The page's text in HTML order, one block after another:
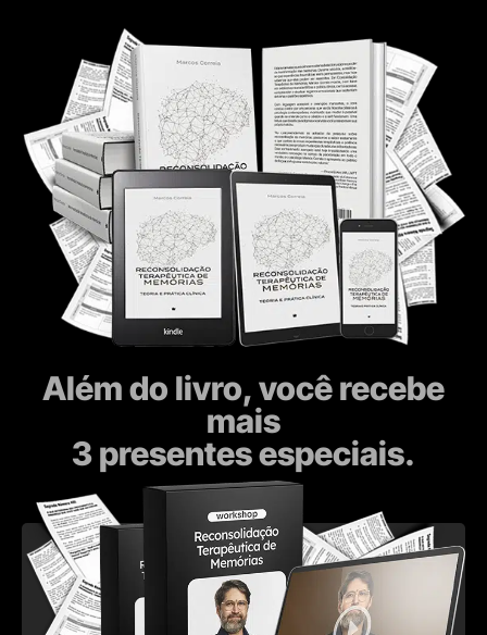
Além do livro, você recebe
mais
3 presentes especiais.